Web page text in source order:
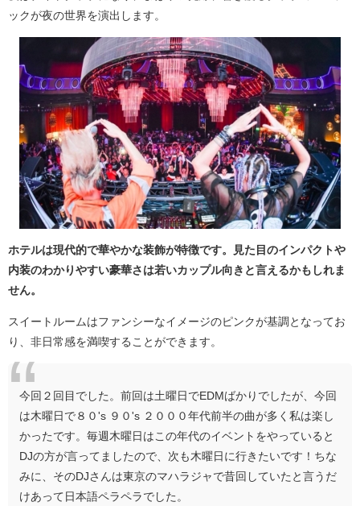
ックが夜の世界を演出します。
ホテルは現代的で華やかな装飾が特徴です。見た目のインパクトや
内装のわかりやすい豪華さは若いカップル向きと言えるかもしれま
せん。
スイートルームはファンシーなイメージのピンクが基調となってお
り、非日常感を満喫することができます。
今回２回目でした。前回は土曜日でEDMばかりでしたが、今回
は木曜日で８０'s ９０'s ２０００年代前半の曲が多く私は楽し
かったです。毎週木曜日はこの年代のイベントをやっていると
DJの方が言ってましたので、次も木曜日に行きたいです！ちな
みに、そのDJさんは東京のマハラジャで昔回していたと言うだ
けあって日本語ペラペラでした。